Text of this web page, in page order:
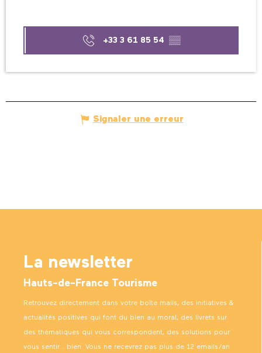
+33 3 61 85 54 ▒▒
Signaler une erreur
La newsletter
Hauts-de-France Tourisme
Retrouvez directement dans votre boîte mails, des initiatives &
actualités positives qui font du bien au moral, des livrets sur
des thématiques qui vous correspondent, des solutions pour
vous sentir… bien. Vous ne recevrez pas plus de 12 emails/an